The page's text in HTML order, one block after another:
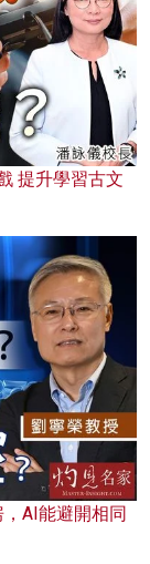
提升學習古文
AI能避開相同